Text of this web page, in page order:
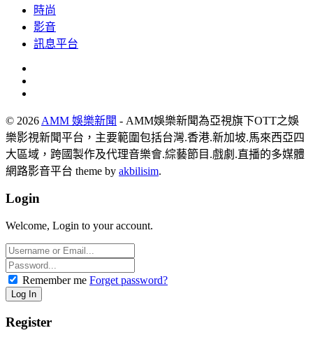
時尚
影音
訊息平台
© 2026 AMM 娛樂新聞 - AMM娛樂新聞為亞視旗下OTT之娛
樂影視新聞平台，主要範圍包括台灣.香港.新加坡.馬來西亞四
大區域，跨國製作及代理音樂會.綜藝節目.戲劇.直播的多媒體
網路影音平台 theme by akbilisim.
Login
Welcome, Login to your account.
Remember me Forget password?
Register